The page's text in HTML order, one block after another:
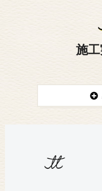
施